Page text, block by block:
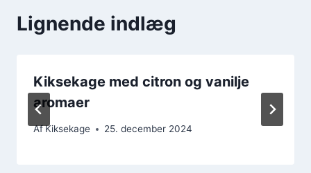
Lignende indlæg
Kiksekage med citron og vanilje
aromaer
AfKiksekage 25. december 2024